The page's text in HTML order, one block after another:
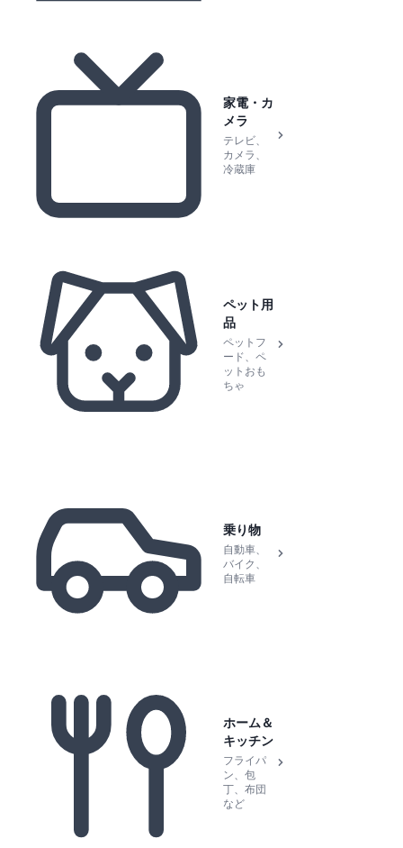
家電・カ
メラ
テレビ、
カメラ、
冷蔵庫
ペット用
品
ペットフ
ード、ペ
ットおも
ちゃ
乗り物
自動車、
バイク、
自転車
ホーム＆
キッチン
フライパ
ン、包
丁、布団
など